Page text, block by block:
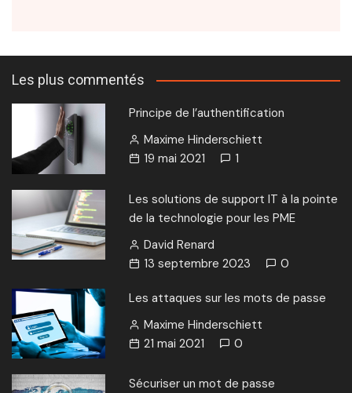
Les plus commentés
Principe de l’authentification
Maxime Hinderschiett
19 mai 2021
1
Les solutions de support IT à la pointe
de la technologie pour les PME
David Renard
13 septembre 2023
0
Les attaques sur les mots de passe
Maxime Hinderschiett
21 mai 2021
0
Sécuriser un mot de passe